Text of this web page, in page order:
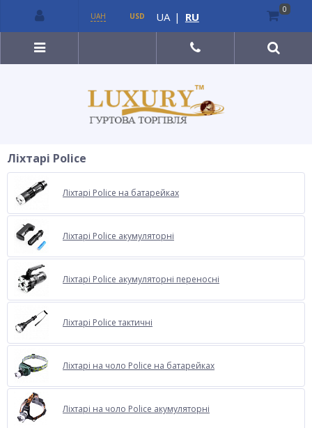
Ліхтарі Police
Ліхтарі Police на батарейках
Ліхтарі Police акумуляторні
Ліхтарі Police акумуляторні переносні
Ліхтарі Police тактичні
Ліхтарі на чоло Police на батарейках
Ліхтарі на чоло Police акумуляторні
UAH USD UA | RU
0